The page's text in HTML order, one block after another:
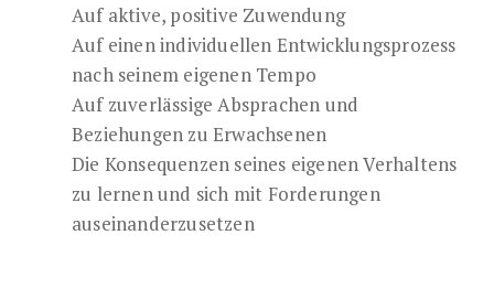
Auf aktive, positive Zuwendung
Auf einen individuellen Entwicklungsprozess
nach seinem eigenen Tempo
Auf zuverlässige Absprachen und
Beziehungen zu Erwachsenen
Die Konsequenzen seines eigenen Verhaltens
zu lernen und sich mit Forderungen
auseinanderzusetzen